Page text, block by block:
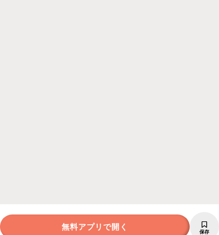
無料アプリで開く 保存